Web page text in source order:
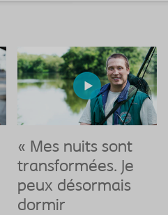
« Mes nuits sont
transformées. Je
peux désormais
dormir